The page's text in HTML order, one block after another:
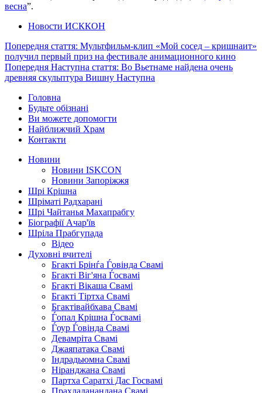
весна”.
Новости ИСККОН
Попередня стаття: Мультфильм-клип «Мой сосед – кришнаит»
получил первый приз на фестивале анимационного кино
Попередня Наступна стаття: Во Вьетнаме найдена очень
древняя скульптура Вишну Наступна
Головна
Будьте обізнані
Ви можете допомогти
Найближчий Храм
Контакти
Новини
Новини ISKCON
Новини Запоріжжя
Шрі Крішна
Шріматі Радхарані
Шрі Чайтанья Махапрабгу
Біографії Ачар'їв
Шріла Прабгупада
Відео
Духовні вчителі
Бгакті Брінѓа Ѓовінда Свамі
Бгакті Віг'яна Ѓосвамі
Бгакті Вікаша Свамі
Бгакті Тіртха Свамі
Бгактівайбхава Свамі
Ѓопал Крішна Ѓосвамі
Ѓоур Ѓовінда Свамі
Девамріта Свамі
Джаяпатака Свамі
Індрадьюмна Свамі
Ніранджана Свамі
Партха Саратхі Дас Госвамі
Прахладанандана Свамі